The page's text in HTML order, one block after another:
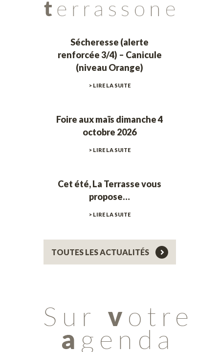
Sécheresse (alerte
renforcée 3/4) – Canicule
(niveau Orange)
> LIRE LA SUITE
Foire aux maïs dimanche 4
octobre 2026
> LIRE LA SUITE
Cet été, La Terrasse vous
propose…
> LIRE LA SUITE
TOUTES LES ACTUALITÉS